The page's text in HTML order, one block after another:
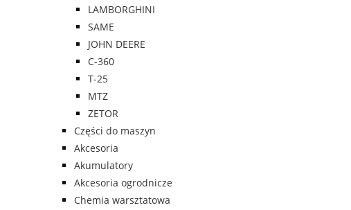
LAMBORGHINI
SAME
JOHN DEERE
C-360
T-25
MTZ
ZETOR
Części do maszyn
Akcesoria
Akumulatory
Akcesoria ogrodnicze
Chemia warsztatowa